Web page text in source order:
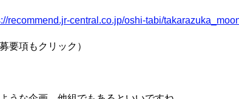
recommend.jr-central.co.jp/oshi-tabi/
募要項もクリック）